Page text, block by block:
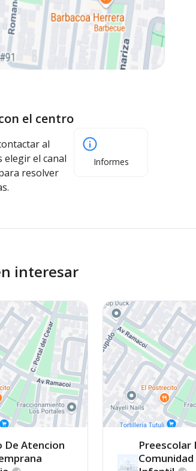
el centro
al
elegir el canal
resolver
Informes
interesar
De Atencion
Preescolar
Comunidad